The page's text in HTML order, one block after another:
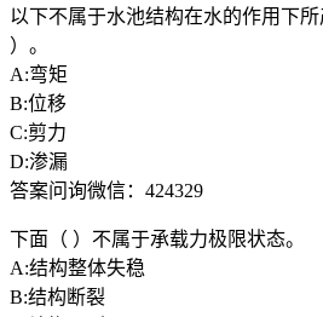
以下不属于水池结构在水的作用下
）。
A:弯矩
B:位移
C:剪力
D:渗漏
答案问询微信：424329
下面（ ）不属于承载力极限状态。
A:结构整体失稳
B:结构断裂